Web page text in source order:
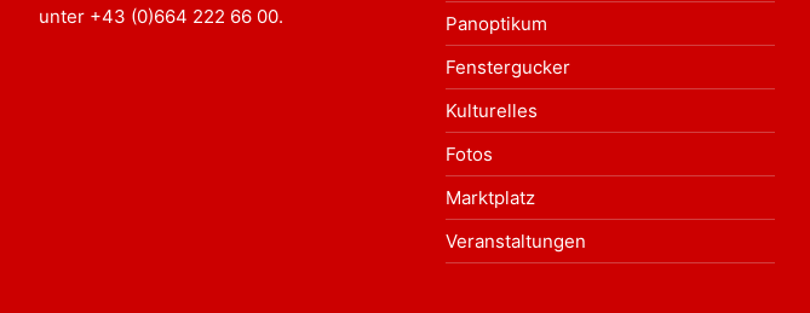
unter +43 (0)664 222 66 00.
Panoptikum
Fenstergucker
Kulturelles
Fotos
Marktplatz
Veranstaltungen